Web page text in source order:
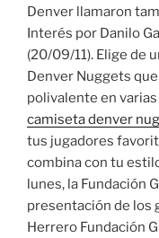
Denver llamaron
Interés por Danilo
(20/09/11). Elige de
Denver Nuggets
polivalente en
camiseta denver
tus jugadores
combina con tu
lunes, la Fundación
presentación de los
Herrero Fundación